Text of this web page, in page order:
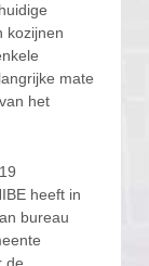
kozijnen
mate
het
heeft in
bureau